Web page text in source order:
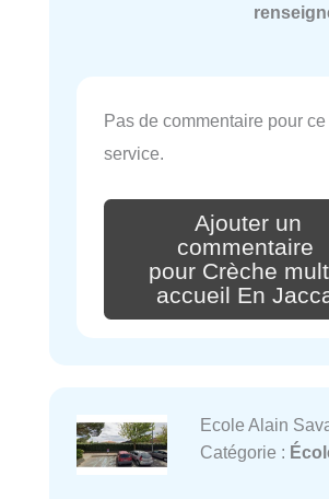
Pas de commentaire pour ce
service.
Ajouter un
commentaire
pour Crèche
accueil En
Ecole Alain
Catégorie :